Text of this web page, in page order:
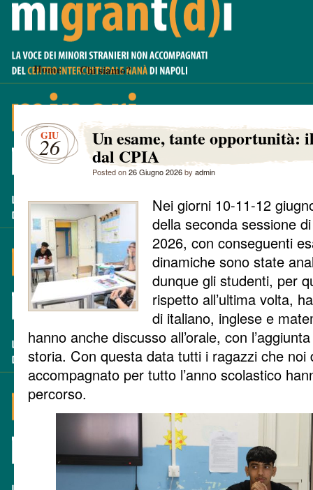
Home Chi siamo?
GIU
26 Un esame, tante opportunità:
dal CPIA
Posted on26 Giugno 2026by admin
Nei giorni 10-11-12
della seconda sessione
2026, con conseguenti
dinamiche sono state
dunque gli studenti, per
rispetto all’ultima volta,
di italiano, inglese e
hanno anche discusso all’orale, con
storia. Con questa data tutti i ragazzi che noi
accompagnato per tutto l’anno scolastico
percorso.